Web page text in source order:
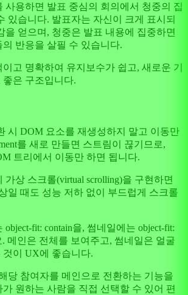
사용하면 발표 중심의 회의에서 청중의 집
있습니다. 발표자는 자신이 크게 표시되
을 얻으며, 청중은 발표 내용에 집중하면
반응을 살필 수 있습니다.
고 명확하여 유지보수가 쉽고, 새로운 기
은 구조입니다.
시 DOM 요소를 재생성하지 말고 이동만
를 새로 만들면 스트림이 끊기므로,
트리에서 이동만 하면 됩니다.
상 스크롤(virtual scrolling)을 구현하면
일 때도 성능 저하 없이 부드럽게 스크롤
fit: contain을, 썸네일에는 object-fit:
메인은 전체를 보여주고, 썸네일은 얼굴
이 UX에 좋습니다.
당 참여자를 메인으로 전환하는 기능을
원하는 사람을 직접 선택할 수 있어 편